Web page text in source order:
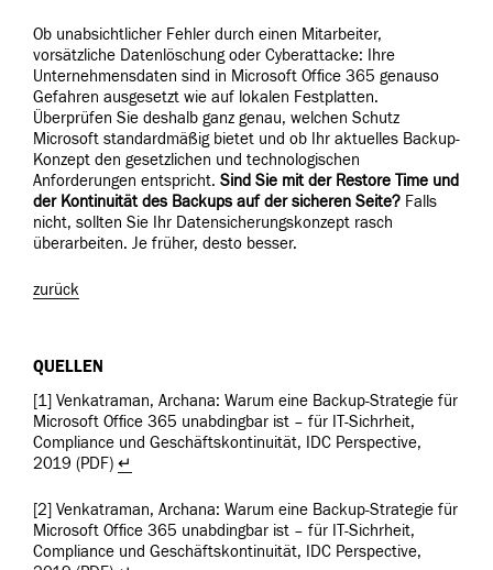
Ob unabsichtlicher Fehler durch einen Mitarbeiter,
vorsätzliche Datenlöschung oder Cyberattacke: Ihre
Unternehmensdaten sind in Microsoft Office 365 genauso
Gefahren ausgesetzt wie auf lokalen Festplatten.
Überprüfen Sie deshalb ganz genau, welchen Schutz
Microsoft standardmäßig bietet und ob Ihr aktuelles Backup-
Konzept den gesetzlichen und technologischen
Anforderungen entspricht. Sind Sie mit der Restore Time und
der Kontinuität des Backups auf der sicheren Seite? Falls
nicht, sollten Sie Ihr Datensicherungskonzept rasch
überarbeiten. Je früher, desto besser.
zurück
QUELLEN
[1] Venkatraman, Archana: Warum eine Backup-Strategie für
Microsoft Office 365 unabdingbar ist – für IT-Sichrheit,
Compliance und Geschäftskontinuität, IDC Perspective,
2019 (PDF) ↵
[2] Venkatraman, Archana: Warum eine Backup-Strategie für
Microsoft Office 365 unabdingbar ist – für IT-Sichrheit,
Compliance und Geschäftskontinuität, IDC Perspective,